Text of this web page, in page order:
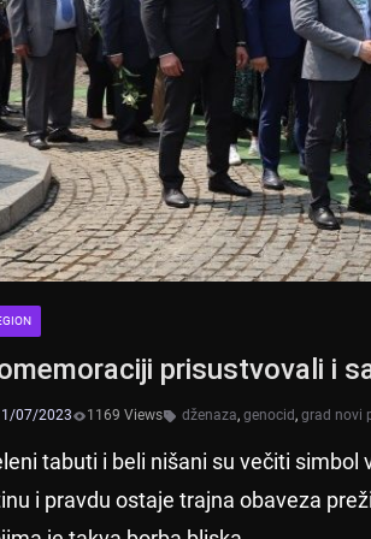
prisustvovali i
07/2023 1169 Views dženaza, genocid, grad novi
tabuti i beli nišani su večiti simbol
i pravdu ostaje trajna obaveza